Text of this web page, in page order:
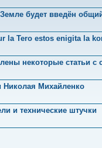
Земле будет введён
la Tero estos enigita la
некоторые статьи с
Николая Михайленко
и технические штучки